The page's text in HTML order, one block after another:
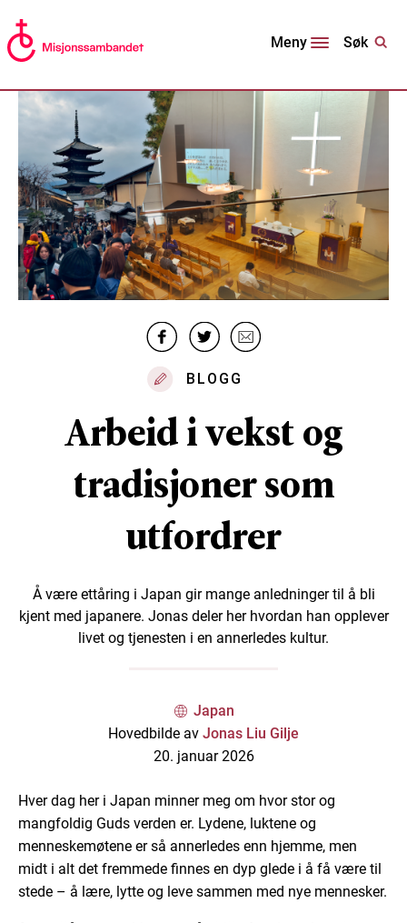
Meny Søk
BLOGG
Arbeid i vekst og
tradisjoner som
utfordrer
Å være ettåring i Japan gir mange anledninger til å bli
kjent med japanere. Jonas deler her hvordan han opplever
livet og tjenesten i en annerledes kultur.
Japan
Hovedbilde av Jonas Liu Gilje
20. januar 2026
Hver dag her i Japan minner meg om hvor stor og
mangfoldig Guds verden er. Lydene, luktene og
menneskemøtene er så annerledes enn hjemme, men
midt i alt det fremmede finnes en dyp glede i å få være til
stede – å lære, lytte og leve sammen med nye mennesker.